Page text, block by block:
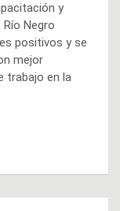
y
Negro
positivos y se
mejor
trabajo en la